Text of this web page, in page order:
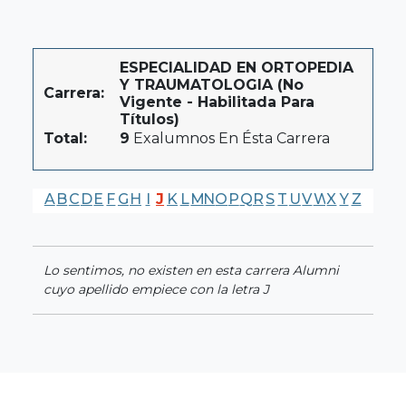
Carrera:
ESPECIALIDAD EN ORTOPEDIA
Y TRAUMATOLOGIA (No
Vigente - Habilitada Para
Títulos)
Total:
9 Exalumnos En Ésta Carrera
A BC DE F G H I J K LMNO PQR S T UVWX Y Z
Lo sentimos, no existen en esta carrera Alumni
cuyo apellido empiece con la letra J